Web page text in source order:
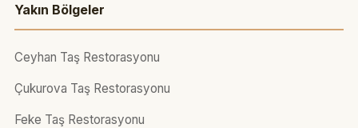
Yakın Bölgeler
Ceyhan Taş Restorasyonu
Çukurova Taş Restorasyonu
Feke Taş Restorasyonu